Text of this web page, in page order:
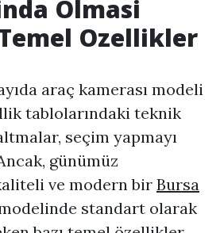
Olmasi
Ozellikler
araç kamerası modeli
tablolarındaki teknik
seçim yapmayı
günümüz
ve modern bir Bursa
standart olarak